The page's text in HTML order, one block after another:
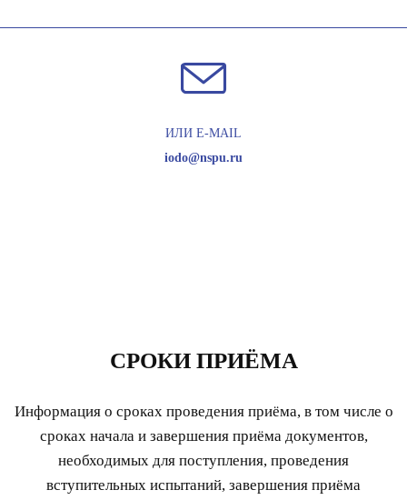
ИЛИ E-MAIL
iodo@nspu.ru
СРОКИ ПРИЁМА
Информация о сроках проведения приёма, в том числе о
сроках начала и завершения приёма документов,
необходимых для поступления, проведения
вступительных испытаний, завершения приёма